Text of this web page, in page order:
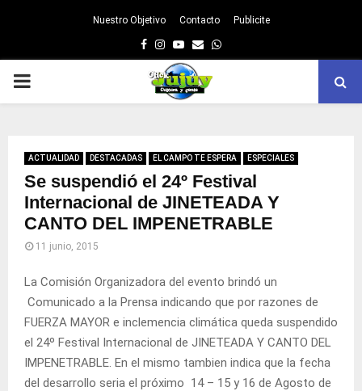
Nuestro Objetivo Contacto Publicite
Facebook
Instagram
Youtube
EmailWhatsapp
PRIMARY
ACTUALIDAD DESTACADAS EL CAMPO TE ESPERA ESPECIALES
Se suspendió el 24º Festival
Internacional de JINETEADA Y
CANTO DEL IMPENETRABLE
11 junio, 2015
La Comisión Organizadora del evento brindó un
Comunicado a la Prensa indicando que por razones de
FUERZA MAYOR e inclemencia climática queda suspendido
el 24º Festival Internacional de JINETEADA Y CANTO DEL
IMPENETRABLE. En el mismo tambien indica que la fecha
del desarrollo seria el próximo 14 – 15 y 16 de Agosto de